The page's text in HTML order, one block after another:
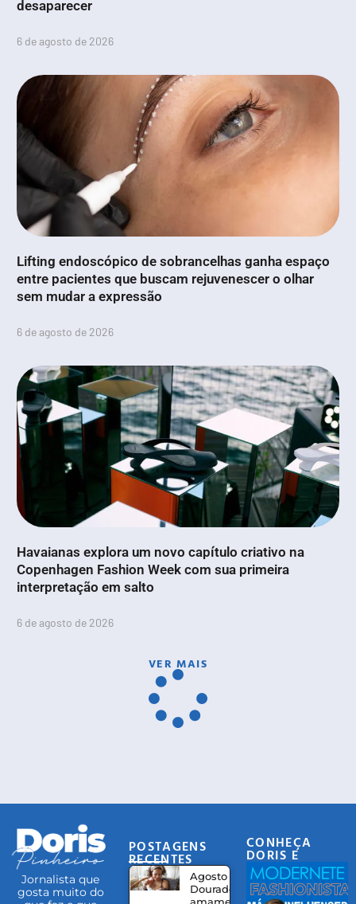
desaparecer
6 de agosto de 2026
Lifting endoscópico de sobrancelhas ganha espaço
entre pacientes que buscam rejuvenescer o olhar
sem mudar a expressão
6 de agosto de 2026
Havaianas explora um novo capítulo criativo na
Copenhagen Fashion Week com sua primeira
interpretação em salto
6 de agosto de 2026
VER MAIS
Jornalista que
gosta muito do
POSTAGENS
RECENTES
Agosto
Dourado:
amamentação
CONHEÇA
DORIS E
EQUIPE